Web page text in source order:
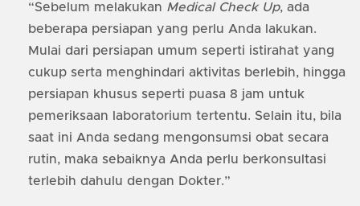
“Sebelum melakukan Medical Check Up, ada
beberapa persiapan yang perlu Anda lakukan.
Mulai dari persiapan umum seperti istirahat yang
cukup serta menghindari aktivitas berlebih, hingga
persiapan khusus seperti puasa 8 jam untuk
pemeriksaan laboratorium tertentu. Selain itu, bila
saat ini Anda sedang mengonsumsi obat secara
rutin, maka sebaiknya Anda perlu berkonsultasi
terlebih dahulu dengan Dokter.”